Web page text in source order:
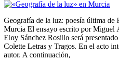
Geografía de la luz: poesía última de
Murcia El ensayo escrito por Miguel
Eloy Sánchez Rosillo será
Colette Letras y Tragos. En el acto
autor. A continuación,